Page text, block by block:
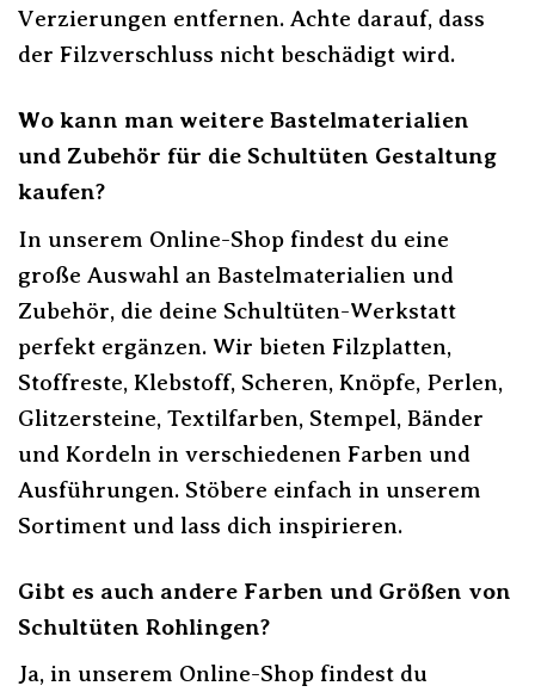
Verzierungen entfernen. Achte darauf, dass
der Filzverschluss nicht beschädigt wird.
Wo kann man weitere Bastelmaterialien
und Zubehör für die Schultüten Gestaltung
kaufen?
In unserem Online-Shop findest du eine
große Auswahl an Bastelmaterialien und
Zubehör, die deine Schultüten-Werkstatt
perfekt ergänzen. Wir bieten Filzplatten,
Stoffreste, Klebstoff, Scheren, Knöpfe, Perlen,
Glitzersteine, Textilfarben, Stempel, Bänder
und Kordeln in verschiedenen Farben und
Ausführungen. Stöbere einfach in unserem
Sortiment und lass dich inspirieren.
Gibt es auch andere Farben und Größen von
Schultüten Rohlingen?
Ja, in unserem Online-Shop findest du